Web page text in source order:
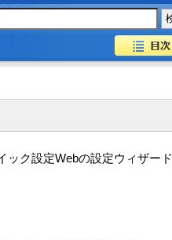
ック設定Webの設定ウィザード